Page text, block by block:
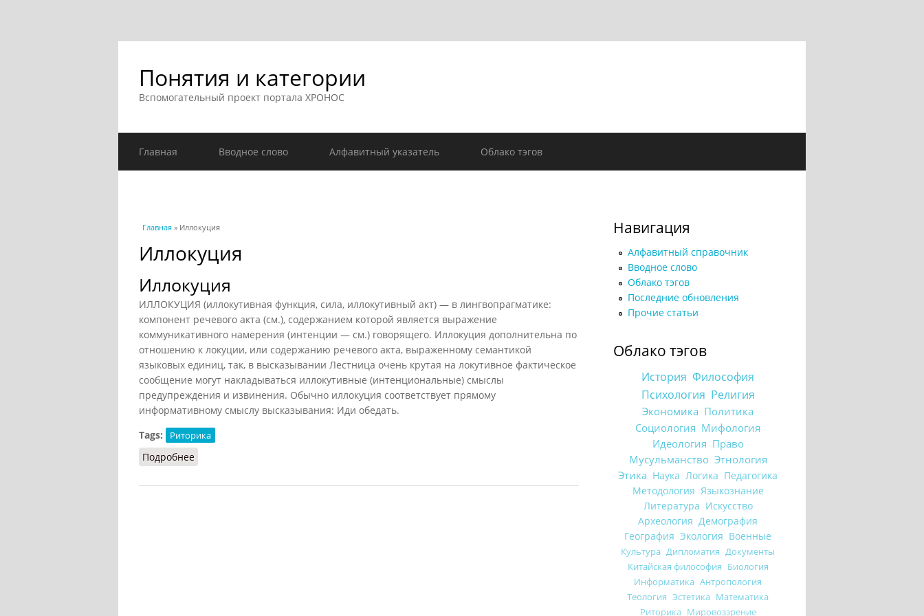
Понятия и категории
Вспомогательный проект портала ХРОНОС
Главная Вводное слово Алфавитный указатель Облако тэгов
Вы здесь
Главная » Иллокуция
Иллокуция
Иллокуция
ИЛЛОКУЦИЯ (иллокутивная функция, сила, иллокутивный акт) — в лингвопрагматике:
компонент речевого акта (см.), содержанием которой является выражение
коммуникативного намерения (интенции — см.) говорящего. Иллокуция дополнительна по
отношению к локуции, или содержанию речевого акта, выраженному семантикой
языковых единиц, так, в высказывании Лестница очень крутая на локутивное фактическое
сообщение могут накладываться иллокутивные (интенциональные) смыслы
предупреждения и извинения. Обычно иллокуция соответствует прямому
информативному смыслу высказывания: Иди обедать.
Tags:
Риторика
Подробнее
Навигация
Алфавитный справочник
Вводное слово
Облако тэгов
Последние обновления
Прочие статьи
Облако тэгов
История Философия
Психология Религия
Экономика Политика
Социология Мифология
Идеология Право
Мусульманство Этнология
Этика Наука Логика Педагогика
Методология Языкознание
Литература Искусство
Археология Демография
География Экология Военные
Культура Дипломатия Документы
Китайская философия Биология
Информатика Антропология
Теология Эстетика Математика
Риторика Мировоззрение